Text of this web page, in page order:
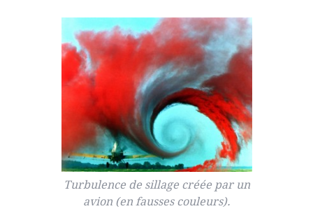
Turbulence de sillage créée par un
avion (en fausses couleurs).